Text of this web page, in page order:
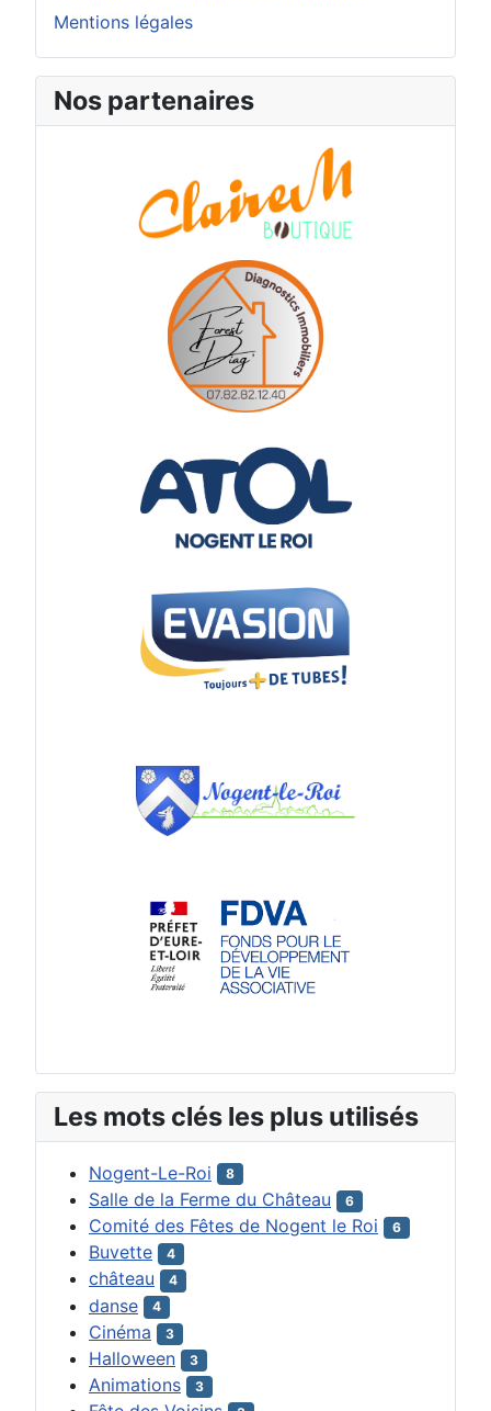
Mentions légales
Nos partenaires
Les mots clés les plus utilisés
Nogent-Le-Roi 8
Salle de la Ferme du Château 6
Comité des Fêtes de Nogent le Roi 6
Buvette 4
château 4
danse 4
Cinéma 3
Halloween 3
Animations 3